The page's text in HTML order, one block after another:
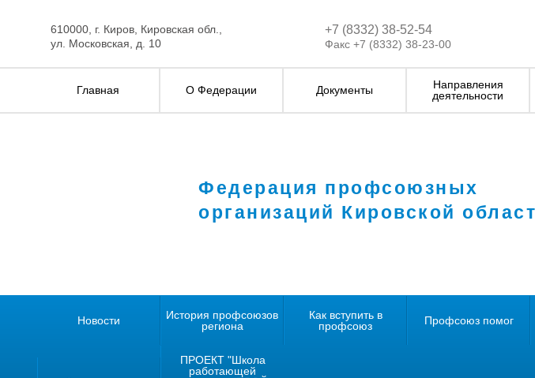
610000, г. Киров, Кировская обл.,
ул. Московская, д. 10
+7 (8332) 38-52-54
Факс +7 (8332) 38-23-00
Главная О Федерации Документы
Направления
деятельности
Федерация профсоюзных
организаций Кировской
Новости
История профсоюзов
региона
Как вступить в
профсоюз
Профсоюз помог
ПРОЕКТ "Школа
работающей